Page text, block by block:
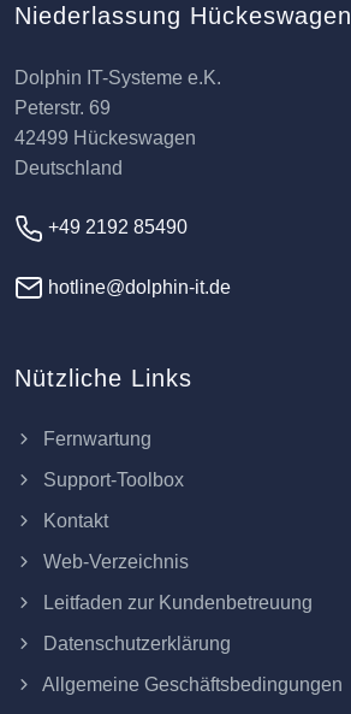
Niederlassung Hückeswagen
Dolphin IT-Systeme e.K.
Peterstr. 69
42499 Hückeswagen
Deutschland
+49 2192 85490
hotline@dolphin-it.de
Nützliche Links
Fernwartung
Support-Toolbox
Kontakt
Web-Verzeichnis
Leitfaden zur Kundenbetreuung
Datenschutzerklärung
Allgemeine Geschäftsbedingungen